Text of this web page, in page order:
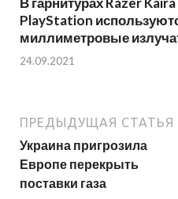
PlayStation
миллиметровые
24.09.2021
ПРЕДЫДУЩАЯ СТАТЬЯ
Украина пригрозила
Европе перекрыть
поставки газа